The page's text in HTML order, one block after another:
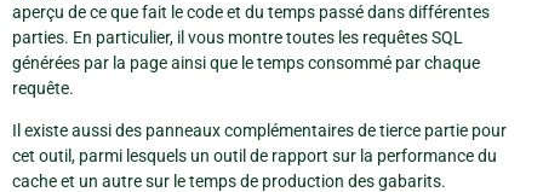
aperçu de ce que fait le code et du temps passé dans différentes
parties. En particulier, il vous montre toutes les requêtes SQL
générées par la page ainsi que le temps consommé par chaque
requête.
Il existe aussi des panneaux complémentaires de tierce partie pour
cet outil, parmi lesquels un outil de rapport sur la performance du
cache et un autre sur le temps de production des gabarits.